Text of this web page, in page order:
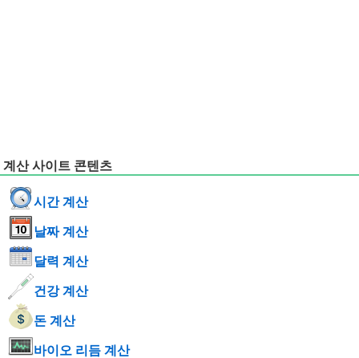
계산 사이트 콘텐츠
시간 계산
날짜 계산
달력 계산
건강 계산
돈 계산
바이오 리듬 계산